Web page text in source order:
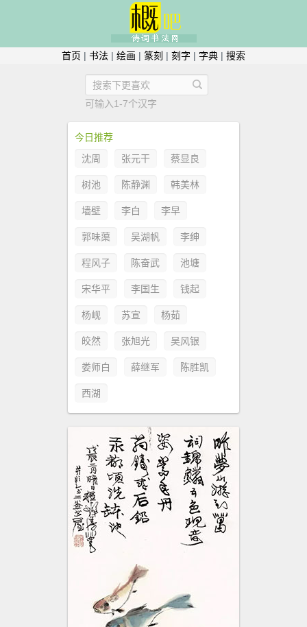
首页 | 书法 | 绘画 | 篆刻 | 刻字 | 字典 | 搜索
可输入1-7个汉字
今日推荐
沈周
张元干 蔡显良
树池 陈静渊 韩美林
墙壁 李白 李早
郭味蕖 吴湖帆 李绅
程风子 陈奋武 池塘
宋华平 李国生 钱起
杨岘 苏宣 杨茹
皎然 张旭光 吴风银
娄师白 薛继军 陈胜凯
西湖